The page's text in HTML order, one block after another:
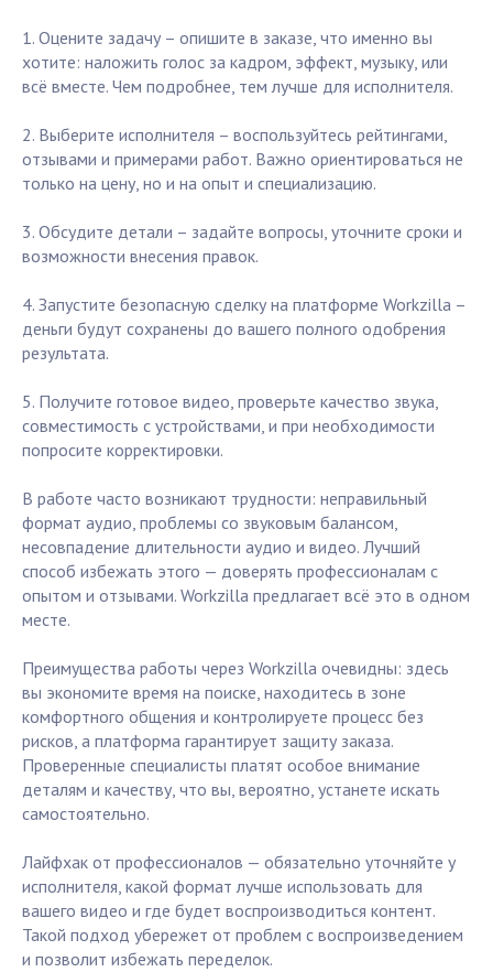
1. Оцените задачу – опишите в заказе, что именно вы
хотите: наложить голос за кадром, эффект, музыку, или
всё вместе. Чем подробнее, тем лучше для исполнителя.
2. Выберите исполнителя – воспользуйтесь рейтингами,
отзывами и примерами работ. Важно ориентироваться не
только на цену, но и на опыт и специализацию.
3. Обсудите детали – задайте вопросы, уточните сроки и
возможности внесения правок.
4. Запустите безопасную сделку на платформе Workzilla –
деньги будут сохранены до вашего полного одобрения
результата.
5. Получите готовое видео, проверьте качество звука,
совместимость с устройствами, и при необходимости
попросите корректировки.
В работе часто возникают трудности: неправильный
формат аудио, проблемы со звуковым балансом,
несовпадение длительности аудио и видео. Лучший
способ избежать этого — доверять профессионалам с
опытом и отзывами. Workzilla предлагает всё это в одном
месте.
Преимущества работы через Workzilla очевидны: здесь
вы экономите время на поиске, находитесь в зоне
комфортного общения и контролируете процесс без
рисков, а платформа гарантирует защиту заказа.
Проверенные специалисты платят особое внимание
деталям и качеству, что вы, вероятно, устанете искать
самостоятельно.
Лайфхак от профессионалов — обязательно уточняйте у
исполнителя, какой формат лучше использовать для
вашего видео и где будет воспроизводиться контент.
Такой подход убережет от проблем с воспроизведением
и позволит избежать переделок.